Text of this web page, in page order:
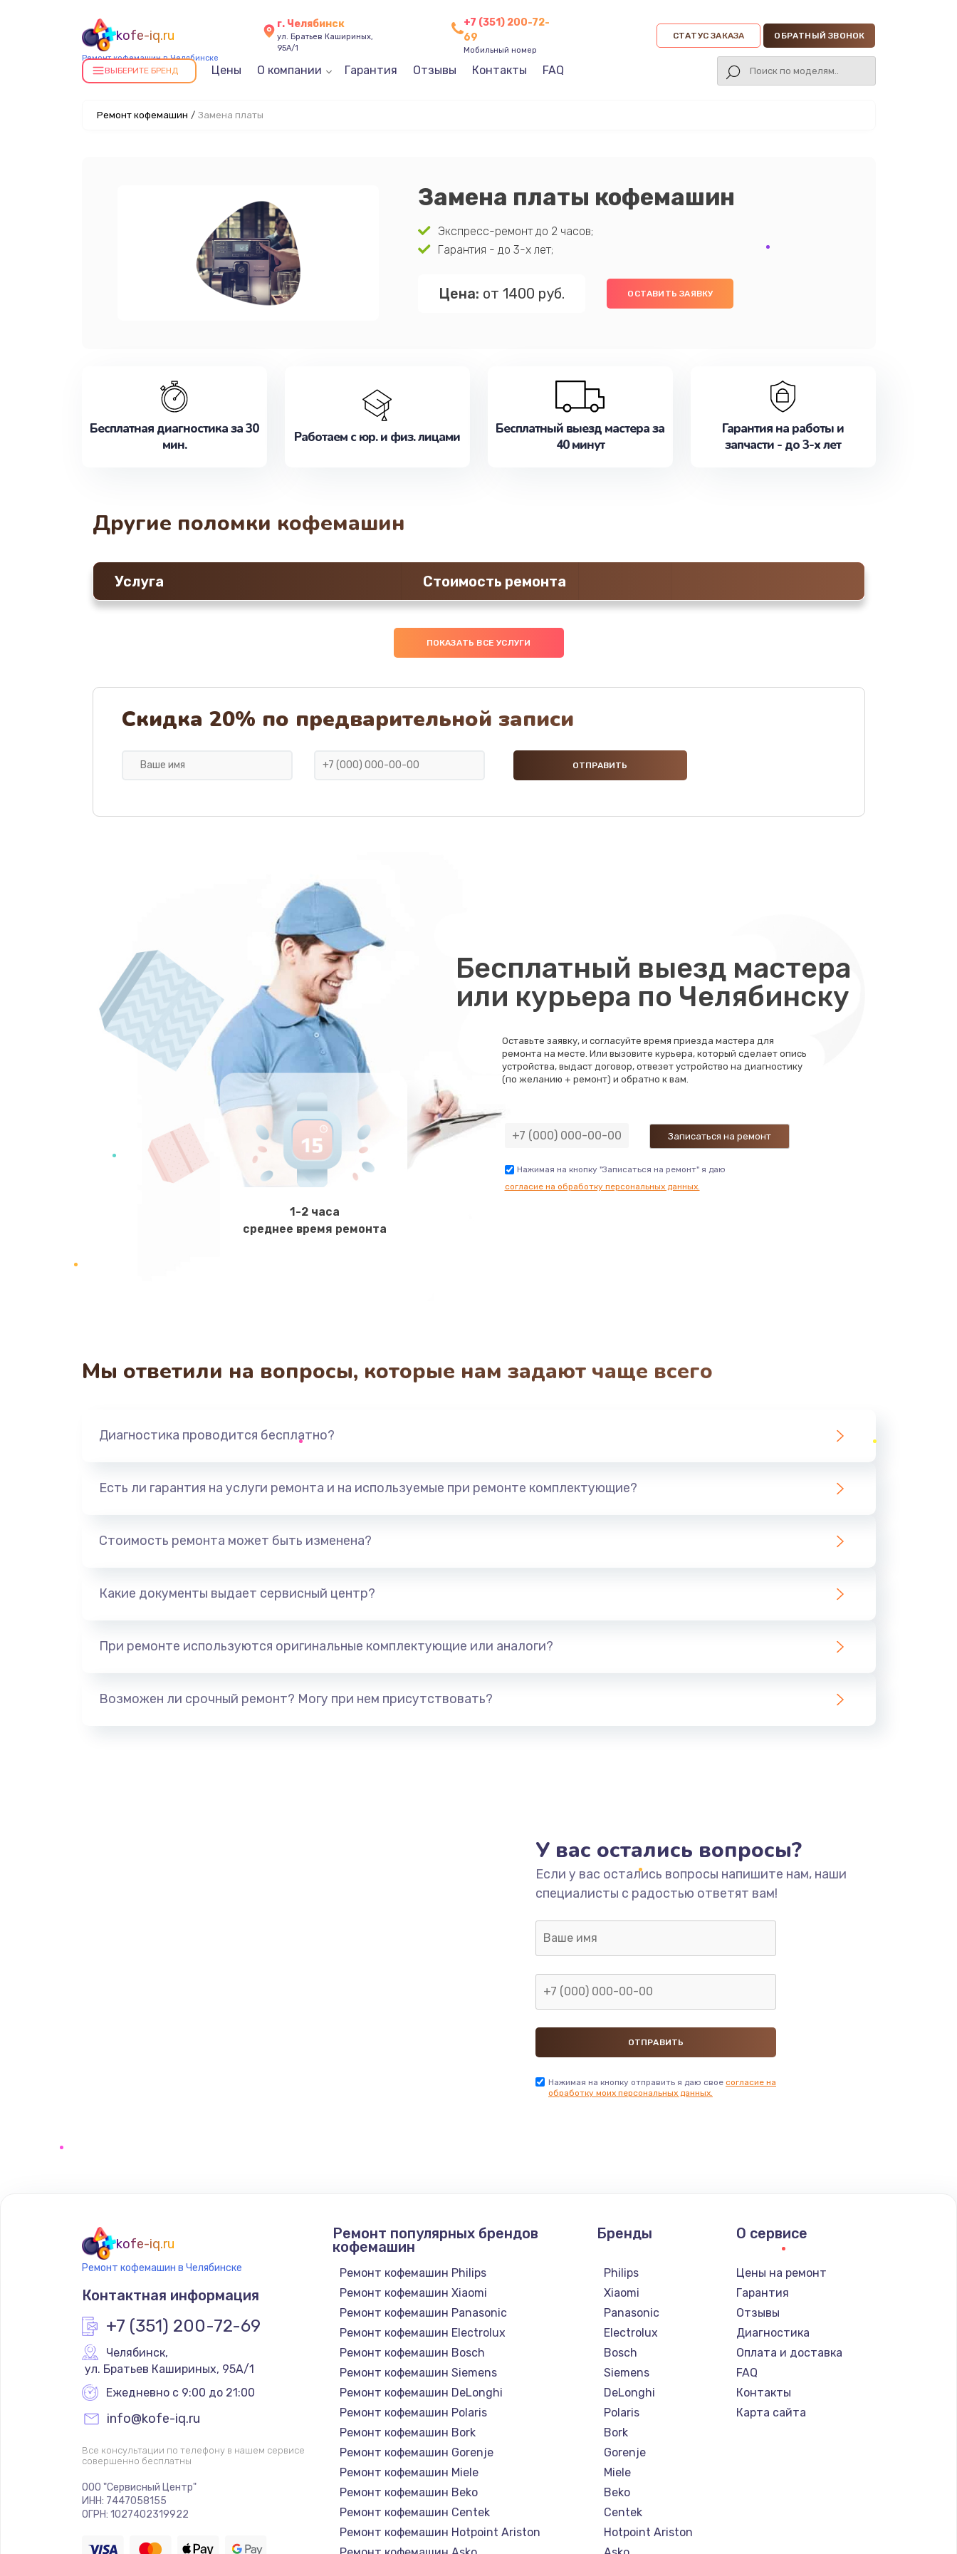
kofe-iq.ru
Ремонт кофемашин в Челябинске
г. Челябинск
ул. Братьев Кашириных,
95А/1
+7 (351) 200-72-
69
Мобильный номер
СТАТУС ЗАКАЗА ОБРАТНЫЙ ЗВОНОК
ВЫБЕРИТЕ БРЕНД Цены О компании Гарантия Отзывы Контакты FAQ
Ремонт кофемашин / Замена платы
Замена платы кофемашин
Экспресс-ремонт до 2 часов;
Гарантия - до 3-х лет;
Цена: от 1400 руб. ОСТАВИТЬ ЗАЯВКУ
Бесплатная диагностика за 30
мин.
Работаем с юр. и физ. лицами
Бесплатный выезд мастера за
40 минут
Гарантия на работы и
запчасти - до 3-х лет
Другие поломки кофемашин
Услуга Стоимость ремонта
ПОКАЗАТЬ ВСЕ УСЛУГИ
Скидка 20% по предварительной записи
1-2 часа
среднее время ремонта
Бесплатный выезд мастера
или курьера по Челябинску
Оставьте заявку, и согласуйте время приезда мастера для
ремонта на месте. Или вызовите курьера, который сделает опись
устройства, выдаст договор, отвезет устройство на диагностику
(по желанию + ремонт) и обратно к вам.
Нажимая на кнопку "Записаться на ремонт" я даю
согласие на обработку персональных данных.
Мы ответили на вопросы, которые нам задают чаще всего
Диагностика проводится бесплатно?
Есть ли гарантия на услуги ремонта и на используемые при ремонте комплектующие?
Стоимость ремонта может быть изменена?
Какие документы выдает сервисный центр?
При ремонте используются оригинальные комплектующие или аналоги?
Возможен ли срочный ремонт? Могу при нем присутствовать?
У вас остались вопросы?
Если у вас остались вопросы напишите нам, наши
специалисты с радостью ответят вам!
Нажимая на кнопку отправить я даю свое согласие на
обработку моих персональных данных.
kofe-iq.ru
Ремонт кофемашин в Челябинске
Контактная информация
+7 (351) 200-72-69
Челябинск,
ул. Братьев Кашириных, 95А/1
Ежедневно с 9:00 до 21:00
info@kofe-iq.ru
Все консультации по телефону в нашем сервисе
совершенно бесплатны
ООО "Сервисный Центр"
ИНН: 7447058155
ОГРН: 1027402319922
Ремонт популярных брендов
кофемашин
Ремонт кофемашин Philips
Ремонт кофемашин Xiaomi
Ремонт кофемашин Panasonic
Ремонт кофемашин Electrolux
Ремонт кофемашин Bosch
Ремонт кофемашин Siemens
Ремонт кофемашин DeLonghi
Ремонт кофемашин Polaris
Ремонт кофемашин Bork
Ремонт кофемашин Gorenje
Ремонт кофемашин Miele
Ремонт кофемашин Beko
Ремонт кофемашин Centek
Ремонт кофемашин Hotpoint Ariston
Бренды
Philips
Xiaomi
Panasonic
Electrolux
Bosch
Siemens
DeLonghi
Polaris
Bork
Gorenje
Miele
Beko
Centek
Hotpoint Ariston
О сервисе
Цены на ремонт
Гарантия
Отзывы
Диагностика
Оплата и доставка
FAQ
Контакты
Карта сайта